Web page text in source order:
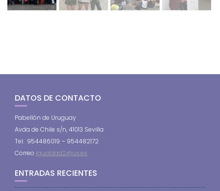
DATOS DE CONTACTO
Pabellón de Uruguay
Avda de Chile s/n, 41013 Sevilla
Tel. 954486019 – 954482172
Correo igualdad2@us.es
ENTRADAS RECIENTES